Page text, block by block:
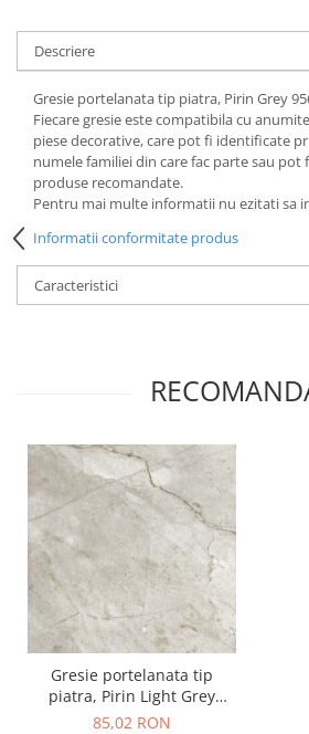
Descriere
Gresie portelanata tip piatra, Pirin Grey
Fiecare gresie este compatibila cu
piese decorative, care pot fi identificate
numele familiei din care fac parte sau pot
produse recomandate.
Pentru mai multe informatii nu ezitati sa
Informatii conformitate produs
Caracteristici
Gresie portelanata tip
piatra, Pirin Light Grey
9565, 60X60 cm, gri
85,02 RON